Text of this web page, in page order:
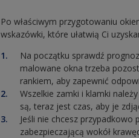
Po właściwym przygotowaniu
wskazówki, które ułatwią Ci
Na początku sprawdź
malowane okna trzeba
rankiem, aby zapewnić
Wszelkie zamki i klamki
są, teraz jest czas, aby je
Jeśli nie chcesz
zabezpieczającą wokół